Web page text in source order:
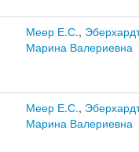
Меер Е.С.,
Марина Валериевна
Меер Е.С.,
Марина Валериевна